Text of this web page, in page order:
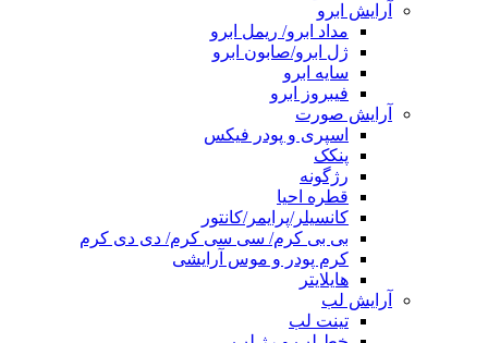
آرایش ابرو
مداد ابرو/ ریمل ابرو
ژل ابرو/صابون ابرو
سایه ابرو
فیبروز ابرو
آرایش صورت
اسپری و پودر فیکس
پنکک
رژگونه
قطره احیا
کانسیلر/پرایمر/کانتور
بی بی کرم/ سی سی کرم/ دی دی کرم
کرم پودر و موس آرایشی
هایلایتر
آرایش لب
تینت لب